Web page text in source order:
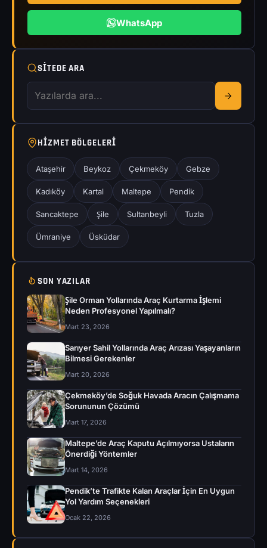
WhatsApp
SITEDE ARA
HIZMET BÖLGELERI
Ataşehir Beykoz Çekmeköy Gebze
Kadıköy Kartal Maltepe Pendik
Sancaktepe Şile Sultanbeyli Tuzla
Ümraniye Üsküdar
SON YAZILAR
Şile Orman Yollarında Araç Kurtarma İşlemi
Neden Profesyonel Yapılmalı?
Mart 23, 2026
Sarıyer Sahil Yollarında Araç Arızası Yaşayanların
Bilmesi Gerekenler
Mart 20, 2026
Çekmeköy’de Soğuk Havada Aracın Çalışmama
Sorununun Çözümü
Mart 17, 2026
Maltepe’de Araç Kaputu Açılmıyorsa Ustaların
Önerdiği Yöntemler
Mart 14, 2026
Pendik’te Trafikte Kalan Araçlar İçin En Uygun
Yol Yardım Seçenekleri
Ocak 22, 2026